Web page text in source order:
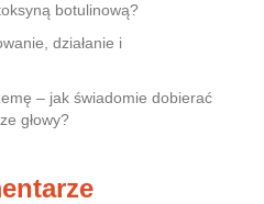
botulinową?
działanie i
– jak świadomie dobierać
głowy?